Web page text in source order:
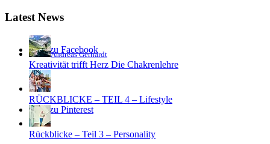
Link zu Facebook
Link zu Pinterest
Latest News
Andreas Gerhardt
Kreativität trifft Herz Die Chakrenlehre
RÜCKBLICKE – TEIL 4 – Lifestyle
Rückblicke – Teil 3 – Personality